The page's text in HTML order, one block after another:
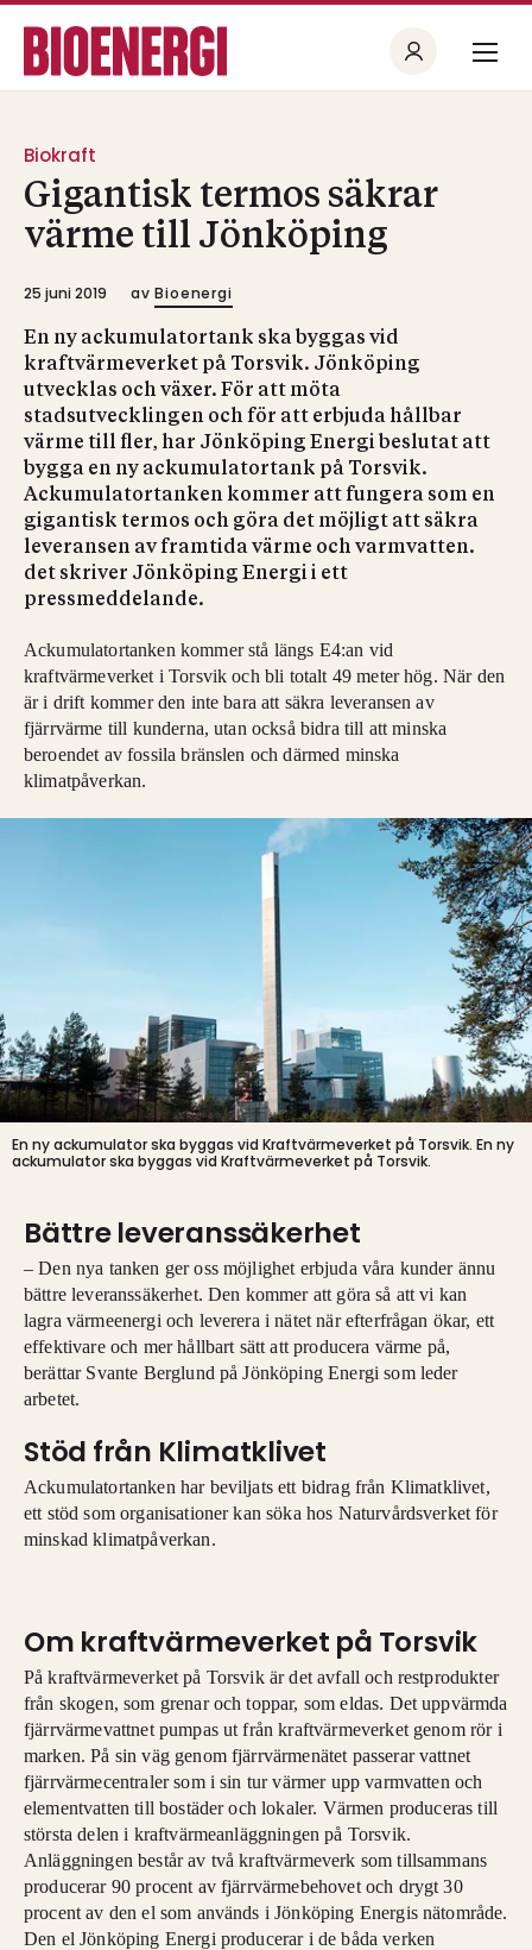
Biokraft
Gigantisk termos säkrar
värme till Jönköping
25 juni 2019 av Bioenergi
En ny ackumulatortank ska byggas vid
kraftvärmeverket på Torsvik. Jönköping
utvecklas och växer. För att möta
stadsutvecklingen och för att erbjuda hållbar
värme till fler, har Jönköping Energi beslutat att
bygga en ny ackumulatortank på Torsvik.
Ackumulatortanken kommer att fungera som en
gigantisk termos och göra det möjligt att säkra
leveransen av framtida värme och varmvatten.
det skriver Jönköping Energi i ett
pressmeddelande.
Ackumulatortanken kommer stå längs E4:an vid
kraftvärmeverket i Torsvik och bli totalt 49 meter hög. När den
är i drift kommer den inte bara att säkra leveransen av
fjärrvärme till kunderna, utan också bidra till att minska
beroendet av fossila bränslen och därmed minska
klimatpåverkan.
En ny ackumulator ska byggas vid Kraftvärmeverket på Torsvik. En ny
ackumulator ska byggas vid Kraftvärmeverket på Torsvik.
Bättre leveranssäkerhet
– Den nya tanken ger oss möjlighet erbjuda våra kunder ännu
bättre leveranssäkerhet. Den kommer att göra så att vi kan
lagra värmeenergi och leverera i nätet när efterfrågan ökar, ett
effektivare och mer hållbart sätt att producera värme på,
berättar Svante Berglund på Jönköping Energi som leder
arbetet.
Stöd från Klimatklivet
Ackumulatortanken har beviljats ett bidrag från Klimatklivet,
ett stöd som organisationer kan söka hos Naturvårdsverket för
minskad klimatpåverkan.
Om kraftvärmeverket på Torsvik
På kraftvärmeverket på Torsvik är det avfall och restprodukter
från skogen, som grenar och toppar, som eldas. Det uppvärmda
fjärrvärmevattnet pumpas ut från kraftvärmeverket genom rör i
marken. På sin väg genom fjärrvärmenätet passerar vattnet
fjärrvärmecentraler som i sin tur värmer upp varmvatten och
elementvatten till bostäder och lokaler. Värmen produceras till
största delen i kraftvärmeanläggningen på Torsvik.
Anläggningen består av två kraftvärmeverk som tillsammans
producerar 90 procent av fjärrvärmebehovet och drygt 30
procent av den el som används i Jönköping Energis nätområde.
Den el Jönköping Energi producerar i de båda verken